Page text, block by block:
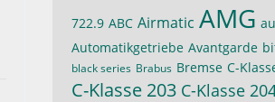
722.9 ABC Airmatic AMG
Automatikgetriebe Avantgarde
black series Brabus Bremse C-
C-Klasse 203 C-Klasse